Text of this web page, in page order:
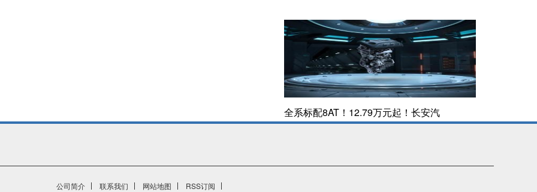
全系标配8AT！12.79万元起！长安汽
公司简介 联系我们 网站地图 RSS订阅